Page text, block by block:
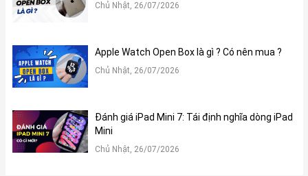
Chủ Nhật, 26/07/2026
Apple Watch Open Box là gì ? Có nên mua ?
Chủ Nhật, 26/07/2026
Đánh giá iPad Mini 7: Tái định nghĩa dòng iPad
Mini
Chủ Nhật, 26/07/2026